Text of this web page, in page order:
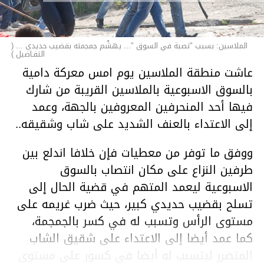
الملاسين: بسبب "نصبة في السوق "... يهشّم جمجمته بقضيب حديدي ... (
التفـاصيل )
عاشت منطقة الملاسين يوم امس معركة دامية
بالسوق الاسبوعية بالملاسين القريبة من شارك
فيها أحد المنحرفين المعروفين بالجهة، وعمد
إلى الاعتداء بالعنف الشديد على شاب وشقيقه..
ووفق ما توفر من معطيات فإن خلافا اندلع بين
طرفين النزاع على مكان انتصاب بالسوق
الاسبوعية ليعمد المتهم في قضية الحال إلى
تسلح بقضيب حديدي كبير، حيث ضرب غريمه على
مستوى الرأس وتسبب له في كسر بالجمجمة،
كما عمد أيضا إلى الاعتداء على شقيق الشاب
المتضرر ليتسبب له أيضا في كسور على مستوى